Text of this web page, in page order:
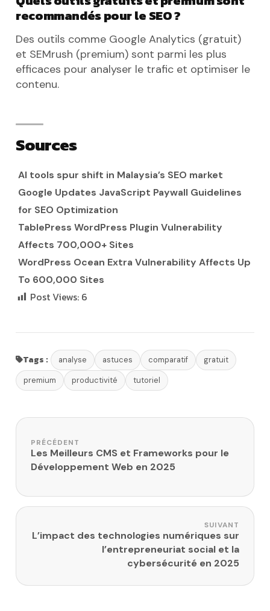
recommandés pour le SEO ?
Des outils comme Google Analytics (gratuit)
et SEMrush (premium) sont parmi les plus
efficaces pour analyser le trafic et optimiser le
contenu.
Sources
AI tools spur shift in Malaysia’s SEO market
Google Updates JavaScript Paywall Guidelines
for SEO Optimization
TablePress WordPress Plugin Vulnerability
Affects 700,000+ Sites
WordPress Ocean Extra Vulnerability Affects Up
To 600,000 Sites
Post Views: 6
Tags : analyse astuces comparatif
gratuit
premium
productivité tutoriel
Navigation de l’article
PRÉCÉDENT
Les Meilleurs CMS et Frameworks pour le
Développement Web en 2025
SUIVANT
L’impact des technologies numériques sur
l’entrepreneuriat social et la
cybersécurité en 2025